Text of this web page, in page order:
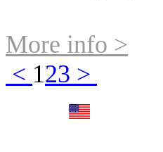
More info >
< 123 >